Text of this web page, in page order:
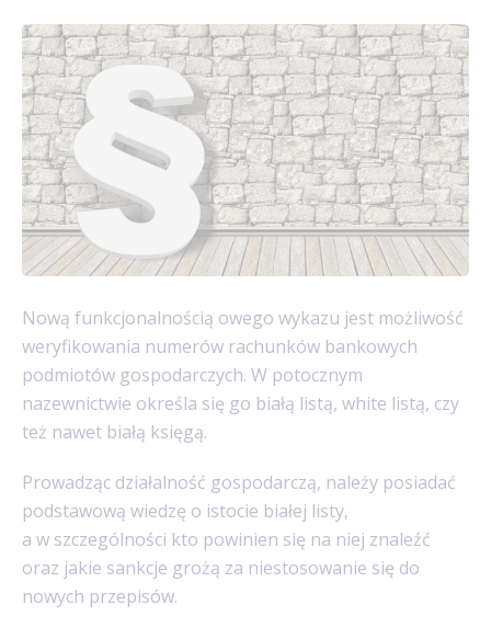
Nową funkcjonalnością owego wykazu jest możliwość
weryfikowania numerów rachunków bankowych
podmiotów gospodarczych. W potocznym
nazewnictwie określa się go białą listą, white listą, czy
też nawet białą księgą.
Prowadząc działalność gospodarczą, należy posiadać
podstawową wiedzę o istocie białej listy,
a w szczególności kto powinien się na niej znaleźć
oraz jakie sankcje grożą za niestosowanie się do
nowych przepisów.